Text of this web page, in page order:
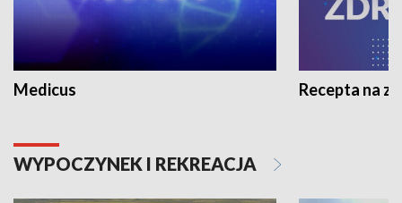
Medicus Recepta na
WYPOCZYNEK I REKREACJA